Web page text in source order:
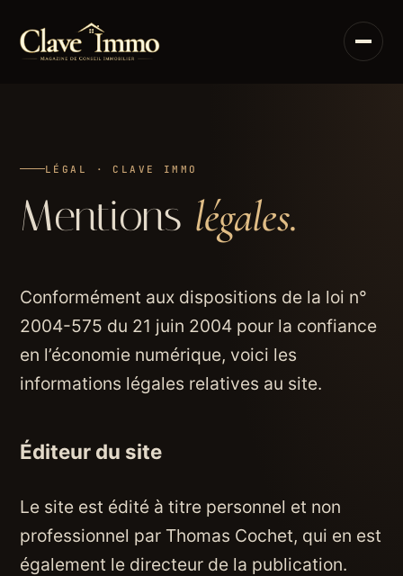
LÉGAL · CLAVE IMMO
Mentions légales.
Conformément aux dispositions de la loi n°
2004-575 du 21 juin 2004 pour la confiance
en l’économie numérique, voici les
informations légales relatives au site.
Éditeur du site
Le site est édité à titre personnel et non
professionnel par Thomas Cochet, qui en est
également le directeur de la publication.